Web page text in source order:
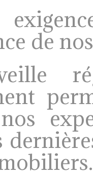
de